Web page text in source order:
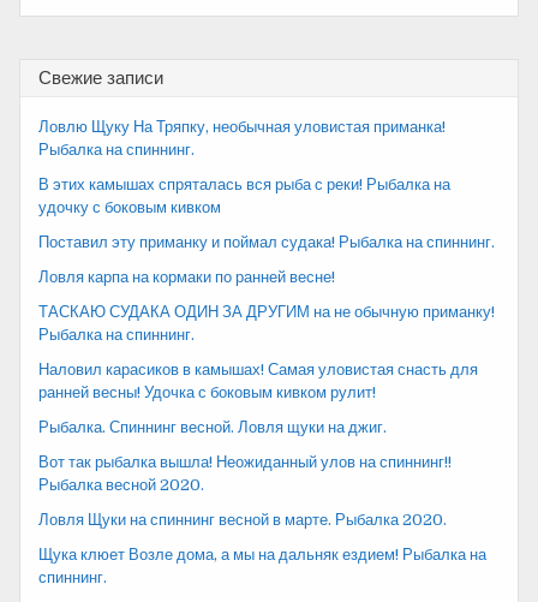
Свежие записи
Ловлю Щуку На Тряпку, необычная уловистая приманка!
Рыбалка на спиннинг.
В этих камышах спряталась вся рыба с реки! Рыбалка на
удочку с боковым кивком
Поставил эту приманку и поймал судака! Рыбалка на спиннинг.
Ловля карпа на кормаки по ранней весне!
ТАСКАЮ СУДАКА ОДИН ЗА ДРУГИМ на не обычную приманку!
Рыбалка на спиннинг.
Наловил карасиков в камышах! Самая уловистая снасть для
ранней весны! Удочка с боковым кивком рулит!
Рыбалка. Спиннинг весной. Ловля щуки на джиг.
Вот так рыбалка вышла! Неожиданный улов на спиннинг!!
Рыбалка весной 2020.
Ловля Щуки на спиннинг весной в марте. Рыбалка 2020.
Щука клюет Возле дома, а мы на дальняк ездием! Рыбалка на
спиннинг.